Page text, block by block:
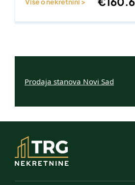
Prodaja stanova Novi Sad